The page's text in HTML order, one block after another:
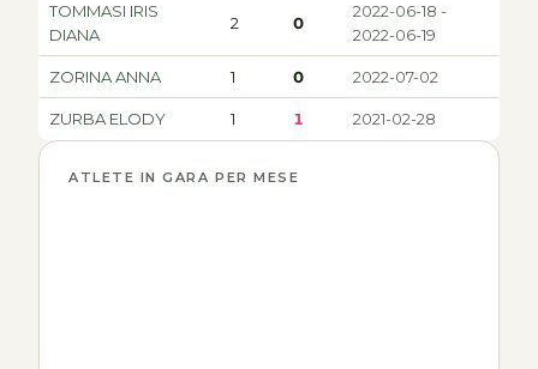
TOMMASI IRIS
DIANA
2 0
2022-06-18 -
2022-06-19
ZORINA ANNA 1 0 2022-07-02
ZURBA ELODY 1 1 2021-02-28
ATLETE IN GARA PER MESE